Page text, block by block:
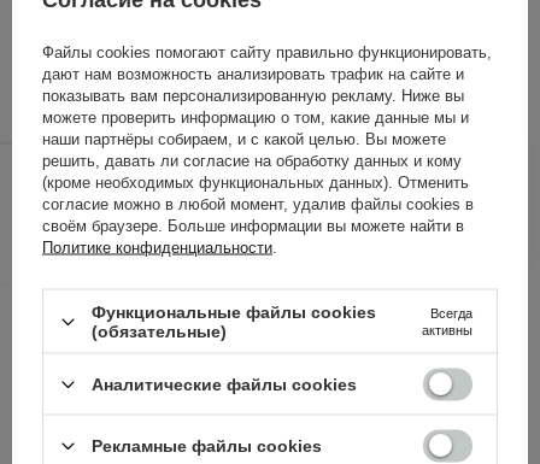
656,00 ГРН 690,00 ГРН /шт.
ДОБАВИТЬ В КОРЗИНУ
Другие клиенты также
проверили
Файлы cookies помогают сайту правильно функционировать,
дают нам возможность анализировать трафик на сайте и
показывать вам персонализированную рекламу. Ниже вы
можете проверить информацию о том, какие данные мы и
наши партнёры собираем, и с какой целью. Вы можете
решить, давать ли согласие на обработку данных и кому
(кроме необходимых функциональных данных). Отменить
согласие можно в любой момент, удалив файлы cookies в
своём браузере. Больше информации вы можете найти в
Политике конфиденциальности
Функциональные файлы cookies
(обязательные)
Всегда
активны
Аналитические файлы cookies
Рекламные файлы cookies